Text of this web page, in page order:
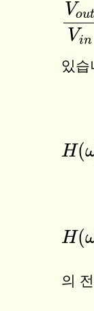
Vout
Vin
Vout
있습
H(
H(ω
H(
H(ω
의